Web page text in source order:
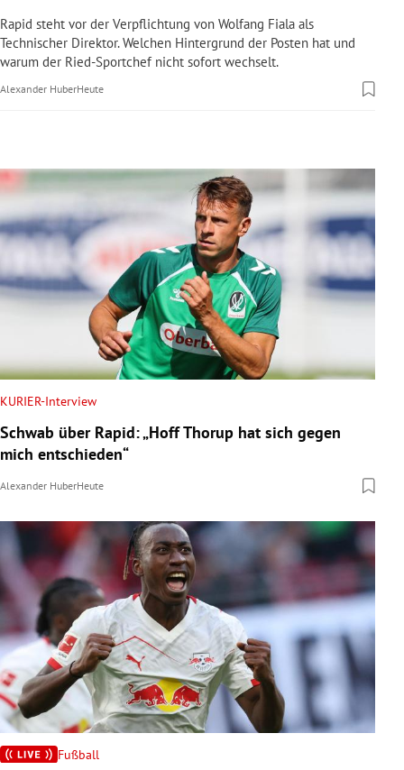
Untermenü
Untermenü
Untermenü
Rapid steht vor der Verpflichtung von Wolfang Fiala als
Technischer Direktor. Welchen Hintergrund der Posten hat und
warum der Ried-Sportchef nicht sofort wechselt.
Alexander HuberHeute
KURIER-Interview
Schwab über Rapid: „Hoff Thorup hat sich gegen
mich entschieden“
Alexander HuberHeute
Fußball